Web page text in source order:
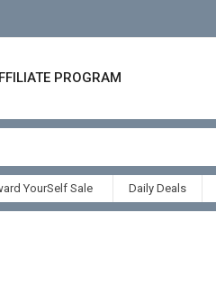
PROGRAM
YourSelf Sale Daily Deals